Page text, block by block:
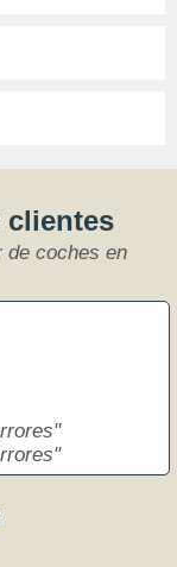
clientes
coches en